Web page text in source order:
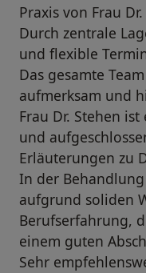
Praxis von Frau
Durch zentrale
und flexible
Das gesamte
aufmerksam und
Frau Dr. Stehen
und
Erläuterungen zu
In der
aufgrund soliden
Berufserfahrung,
einem guten
Sehr